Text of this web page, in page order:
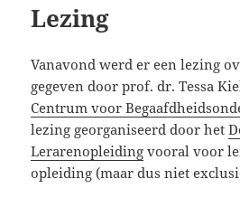
Lezing
Vanavond werd er een lezing
gegeven door prof. dr. Tessa
Centrum voor
lezing georganiseerd door het
Lerarenopleiding vooral voor
opleiding (maar dus niet